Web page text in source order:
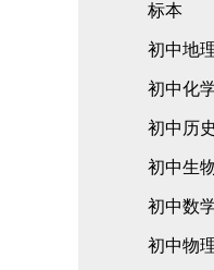
标本
初中地
初中化
初中历史
初中生
初中数
初中物